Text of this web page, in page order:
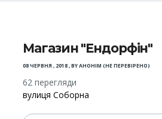
Магазин "Ендорфін"
08 ЧЕРВНЯ , 2018,BYАНОНІМ (НЕ ПЕРЕВІРЕНО)
62 перегляди
вулиця Соборна